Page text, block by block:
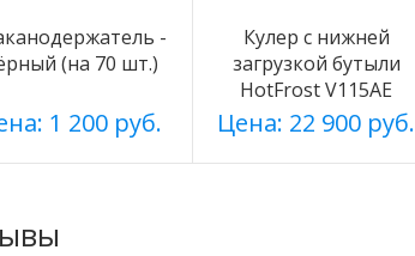
-
(на 70 шт.)
1 200 руб.
Кулер с нижней
загрузкой бутыли
HotFrost V115AE
Цена: 22 900 руб.